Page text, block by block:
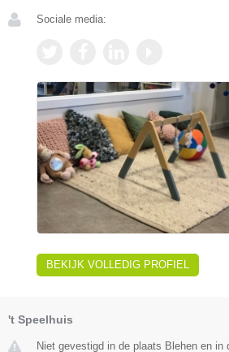
Sociale media:
BEKIJK VOLLEDIG PROFIEL
't Speelhuis
Niet gevestigd in de plaats Blehen en in